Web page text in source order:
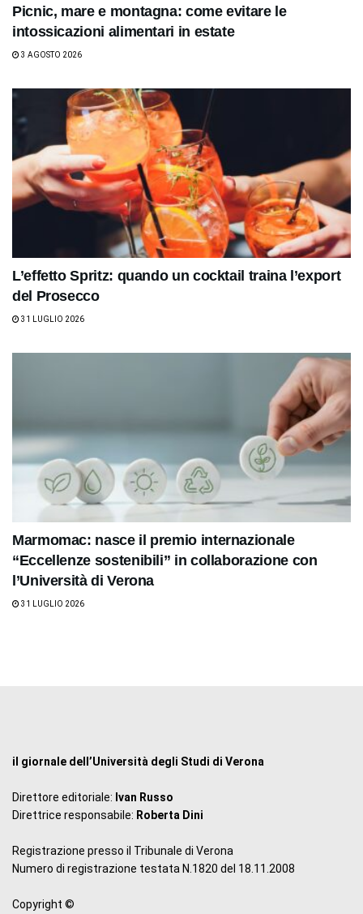
Picnic, mare e montagna: come evitare le
intossicazioni alimentari in estate
3 AGOSTO 2026
L’effetto Spritz: quando un cocktail traina l’export
del Prosecco
31 LUGLIO 2026
Marmomac: nasce il premio internazionale
“Eccellenze sostenibili” in collaborazione con
l’Università di Verona
31 LUGLIO 2026
il giornale dell’Università degli Studi di Verona
Direttore editoriale: Ivan Russo
Direttrice responsabile: Roberta Dini
Registrazione presso il Tribunale di Verona
Numero di registrazione testata N.1820 del 18.11.2008
Copyright ©